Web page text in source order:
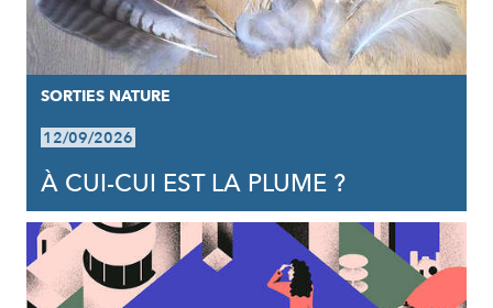
SORTIES NATURE
12/09/2026
À CUI-CUI EST LA PLUME ?